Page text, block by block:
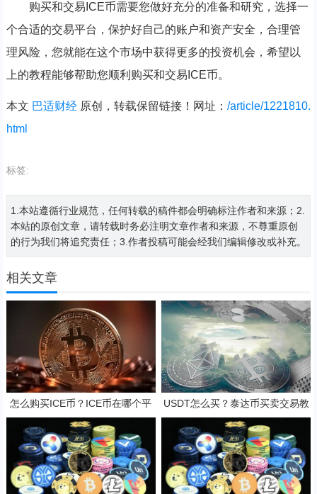
购买和交易ICE币需要您做好充分的准备和研究，选择一
个合适的交易平台，保护好自己的账户和资产安全，合理管
理风险，您就能在这个市场中获得更多的投资机会，希望以
上的教程能够帮助您顺利购买和交易ICE币。
本文 巴适财经原创，转载保留链接！网址： /article/1221810.
html
标签:
1.本站遵循行业规范，任何转载的稿件都会明确标注作者和来源；2.
本站的原创文章，请转载时务必注明文章作者和来源，不尊重原创
的行为我们将追究责任；3.作者投稿可能会经我们编辑修改或补充。
相关文章
怎么购买ICE币？ICE币在哪个平
台交易？ICE币购买交易教程
USDT怎么买？泰达币买卖交易教
程